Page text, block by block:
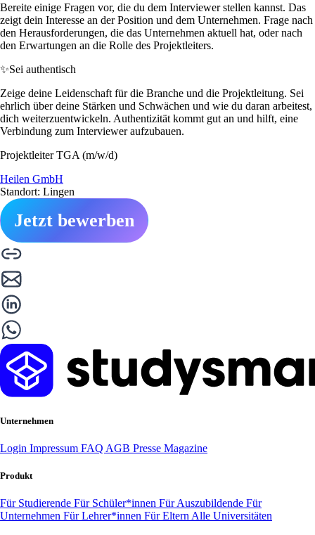
Bereite einige Fragen vor, die du dem Interviewer stellen kannst. Das
zeigt dein Interesse an der Position und dem Unternehmen. Frage nach
den Herausforderungen, die das Unternehmen aktuell hat, oder nach
den Erwartungen an die Rolle des Projektleiters.
✨Sei authentisch
Zeige deine Leidenschaft für die Branche und die Projektleitung. Sei
ehrlich über deine Stärken und Schwächen und wie du daran arbeitest,
dich weiterzuentwickeln. Authentizität kommt gut an und hilft, eine
Verbindung zum Interviewer aufzubauen.
Projektleiter TGA (m/w/d)
Heilen GmbH
Standort: Lingen
Jetzt bewerben
Unternehmen
Login Impressum FAQ AGB Presse Magazine
Produkt
Für Studierende Für Schüler*innen Für Auszubildende Für
Unternehmen Für Lehrer*innen Für Eltern Alle Universitäten